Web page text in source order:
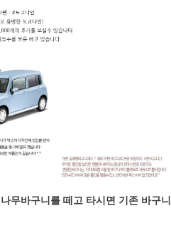
무바구니를 떼고 타시면 기존 바구니